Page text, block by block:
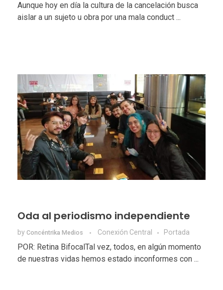
Aunque hoy en día la cultura de la cancelación busca
aislar a un sujeto u obra por una mala conduct ...
Oda al periodismo independiente
by Concéntrika Medios Conexión Central Portada
POR: Retina BifocalTal vez, todos, en algún momento
de nuestras vidas hemos estado inconformes con ...